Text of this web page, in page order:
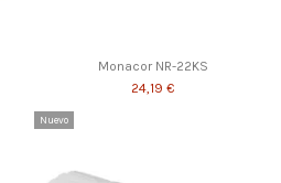
Monacor NR-22KS
24,19 €
Nuevo